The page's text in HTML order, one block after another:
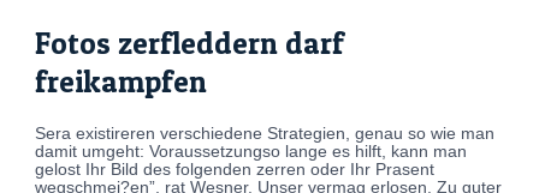
Fotos zerfleddern darf
freikampfen
Sera existireren verschiedene Strategien, genau so wie man
damit umgeht: Voraussetzungso lange es hilft, kann man
gelost Ihr Bild des folgenden zerren oder Ihr Prasent
wegschmei?en”, rat Wesner. Unser vermag erlosen. Zu guter